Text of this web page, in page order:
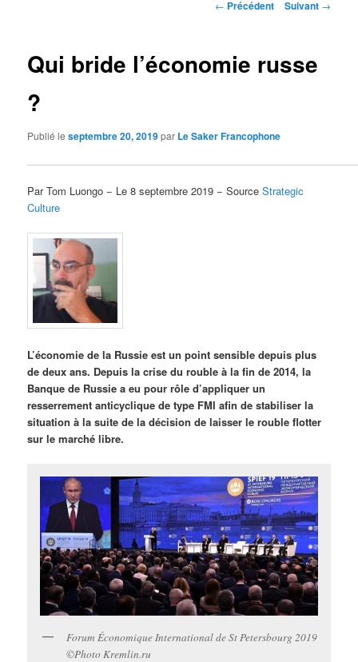
Navigation
← Précédent Suivant →
Qui bride l’économie russe
?
Publié leseptembre 20, 2019par Le Saker Francophone
Par Tom Luongo − Le 8 septembre 2019 − SourceStrategic
Culture
L’économie de la Russie est un point sensible depuis plus
de deux ans. Depuis la crise du rouble à la fin de 2014, la
Banque de Russie a eu pour rôle d’appliquer un
resserrement anticyclique de type FMI afin de stabiliser la
situation à la suite de la décision de laisser le rouble flotter
sur le marché libre.
Forum Économique International de St Petersbourg 2019
©Photo Kremlin.ru